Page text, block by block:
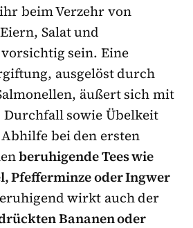
beim Verzehr von
Salat und
sein. Eine
ausgelöst durch
äußert sich mit
sowie Übelkeit
bei den ersten
beruhigende Tees wie
Pfefferminze oder Ingwer
wirkt auch der
Bananen oder